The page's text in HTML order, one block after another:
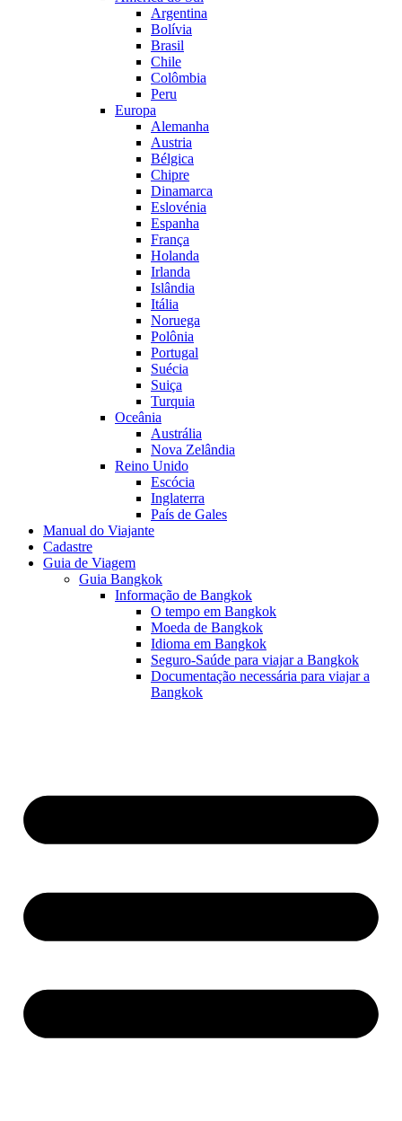
Argentina
Bolívia
Brasil
Chile
Colômbia
Peru
Europa
Alemanha
Austria
Bélgica
Chipre
Dinamarca
Eslovénia
Espanha
França
Holanda
Irlanda
Islândia
Itália
Noruega
Polônia
Portugal
Suécia
Suiça
Turquia
Oceânia
Austrália
Nova Zelândia
Reino Unido
Escócia
Inglaterra
País de Gales
Manual do Viajante
Cadastre
Guia de Viagem
Guia Bangkok
Informação de Bangkok
O tempo em Bangkok
Moeda de Bangkok
Idioma em Bangkok
Seguro-Saúde para viajar a Bangkok
Documentação necessária para viajar a
Bangkok